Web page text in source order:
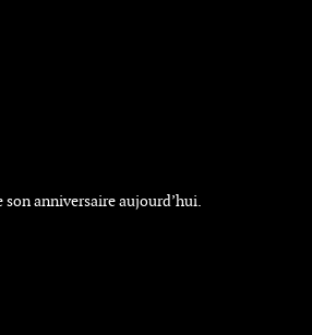
anniversaire aujourd’hui.